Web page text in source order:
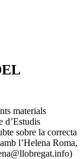
materials
d’Estudis
sobre la correcta
l’Helena Roma,